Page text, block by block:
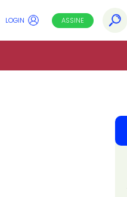
LOGIN ASSINE